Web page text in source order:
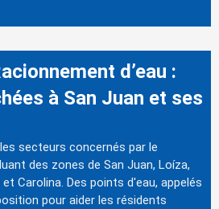
d’eau :
à San Juan et ses
secteurs concernés par le
des zones de San Juan, Loíza,
Carolina. Des points d'eau, appelés
pour aider les résidents